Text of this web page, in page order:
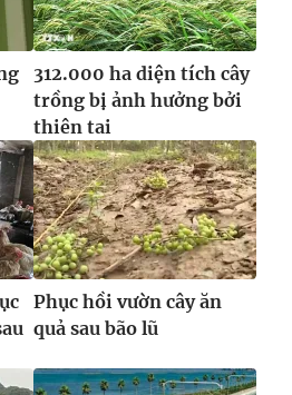
312.000 ha diện tích cây
trồng bị ảnh hưởng bởi
thiên tai
Phục hồi vườn cây ăn
quả sau bão lũ